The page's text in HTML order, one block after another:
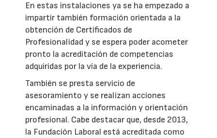
En estas instalaciones ya se ha empezado a
impartir también formación orientada a la
obtención de Certificados de
Profesionalidad y se espera poder acometer
pronto la acreditación de competencias
adquiridas por la vía de la experiencia.
También se presta servicio de
asesoramiento y se realizan acciones
encaminadas a la información y orientación
profesional. Cabe destacar que, desde 2013,
la Fundación Laboral está acreditada como